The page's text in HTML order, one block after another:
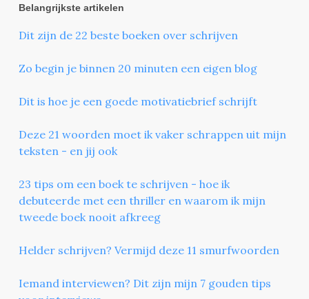
Belangrijkste artikelen
Dit zijn de 22 beste boeken over schrijven
Zo begin je binnen 20 minuten een eigen blog
Dit is hoe je een goede motivatiebrief schrijft
Deze 21 woorden moet ik vaker schrappen uit mijn
teksten - en jij ook
23 tips om een boek te schrijven - hoe ik
debuteerde met een thriller en waarom ik mijn
tweede boek nooit afkreeg
Helder schrijven? Vermijd deze 11 smurfwoorden
Iemand interviewen? Dit zijn mijn 7 gouden tips